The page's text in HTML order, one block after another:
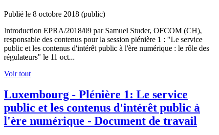
Publié le 8 octobre 2018 (public)
Introduction EPRA/2018/09 par Samuel Studer, OFCOM (CH),
responsable des contenus pour la session plénière 1 : "Le service
public et les contenus d'intérêt public à l'ère numérique : le rôle des
régulateurs" le 11 oct...
Voir tout
Luxembourg - Plénière 1: Le service
public et les contenus d'intérêt public à
l'ère numérique - Document de travail